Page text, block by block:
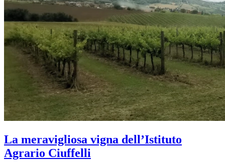
La meravigliosa vigna dell’Istituto
Agrario Ciuffelli